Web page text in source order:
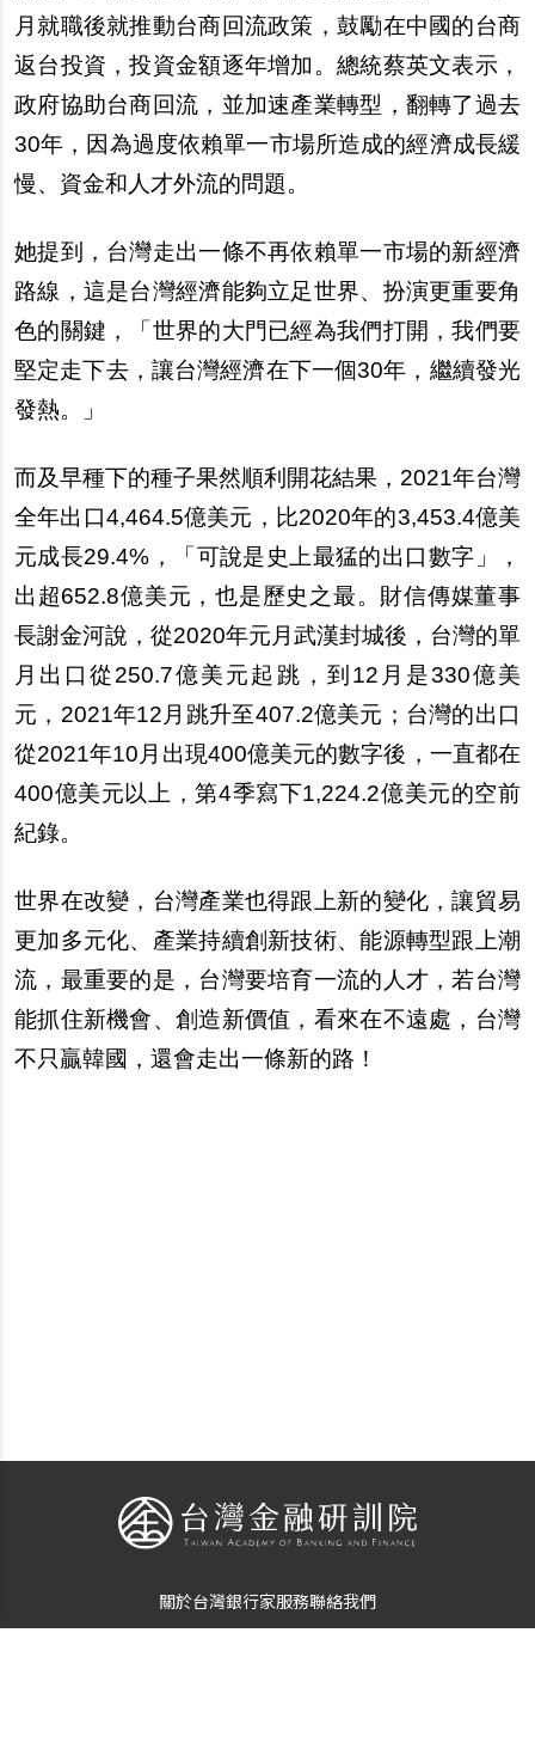
月就職後就推動台商回流政策，鼓勵在中國的台商
返台投資，投資金額逐年增加。總統蔡英文表示，
政府協助台商回流，並加速產業轉型，翻轉了過去
30年，因為過度依賴單一市場所造成的經濟成長緩
慢、資金和人才外流的問題。
她提到，台灣走出一條不再依賴單一市場的新經濟
路線，這是台灣經濟能夠立足世界、扮演更重要角
色的關鍵，「世界的大門已經為我們打開，我們要
堅定走下去，讓台灣經濟在下一個30年，繼續發光
發熱。」
而及早種下的種子果然順利開花結果，2021年台灣
全年出口4,464.5億美元，比2020年的3,453.4億美
元成長29.4%，「可說是史上最猛的出口數字」，
出超652.8億美元，也是歷史之最。財信傳媒董事
長謝金河說，從2020年元月武漢封城後，台灣的單
月出口從250.7億美元起跳，到12月是330億美
元，2021年12月跳升至407.2億美元；台灣的出口
從2021年10月出現400億美元的數字後，一直都在
400億美元以上，第4季寫下1,224.2億美元的空前
紀錄。
世界在改變，台灣產業也得跟上新的變化，讓貿易
更加多元化、產業持續創新技術、能源轉型跟上潮
流，最重要的是，台灣要培育一流的人才，若台灣
能抓住新機會、創造新價值，看來在不遠處，台灣
不只贏韓國，還會走出一條新的路！
關於台灣銀行家服務聯絡我們